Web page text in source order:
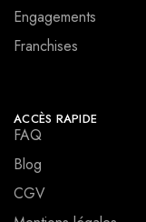
Engagements
Franchises
ACCÈS RAPIDE
FAQ
Blog
CGV